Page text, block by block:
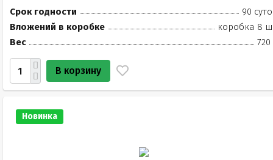
Срок годности
90
Вложений в коробке
коробка 8
Вес
720
В корзину
Новинка